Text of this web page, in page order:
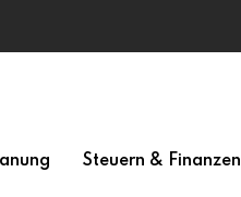
Steuern & Finanzen